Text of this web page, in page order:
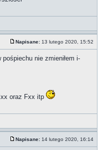
Napisane: 13 lutego 2020, 15:52
nie zmieniłem i-
oraz Fxx itp
Napisane: 14 lutego 2020, 16:14